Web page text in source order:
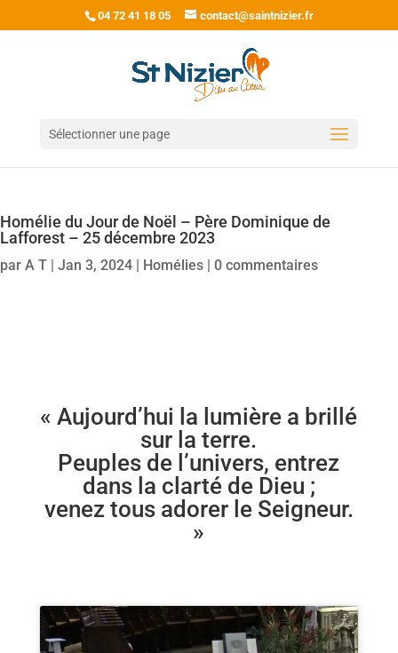
04 72 41 18 05 contact@saintnizier.fr
Sélectionner une page
Homélie du Jour de Noël – Père Dominique de
Lafforest – 25 décembre 2023
par A T | Jan 3, 2024 | Homélies | 0 commentaires
« Aujourd’hui la lumière a brillé
sur la terre.
Peuples de l’univers, entrez
dans la clarté de Dieu ;
venez tous adorer le Seigneur.
»